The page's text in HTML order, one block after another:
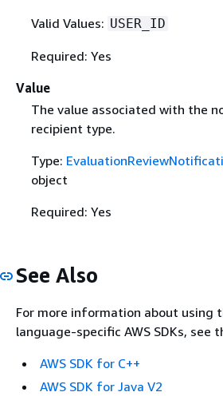
Valid Values: USER_ID
Required: Yes
Value
The value associated with the
recipient type.
Type:
object
Required: Yes
See Also
For more information about using
language-specific AWS SDKs, see
AWS SDK for C++
AWS SDK for Java V2